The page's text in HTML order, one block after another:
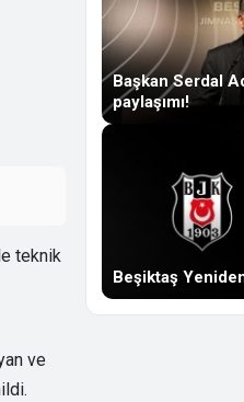
teknik
ve
Başkan Serdal
paylaşımı!
Beşiktaş